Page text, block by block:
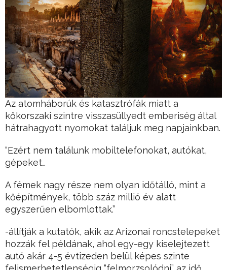
Az atomháborúk és katasztrófák miatt a
kőkorszaki szintre visszasüllyedt emberiség által
hátrahagyott nyomokat találjuk meg napjainkban.
“Ezért nem találunk mobiltelefonokat, autókat,
gépeket…
A fémek nagy része nem olyan időtálló, mint a
kőépítmények, több száz millió év alatt
egyszerűen elbomlottak.”
-állítják a kutatók, akik az Arizonai roncstelepeket
hozzák fel példának, ahol egy-egy kiselejtezett
autó akár 4-5 évtizeden belül képes szinte